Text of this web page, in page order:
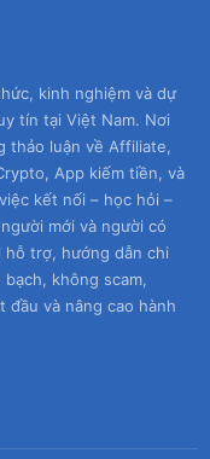
kinh nghiệm và dự
tín tại Việt Nam. Nơi
thảo luận về Affiliate,
App kiếm tiền, và
kết nối – học hỏi –
mới và người có
trợ, hướng dẫn chi
không scam,
đầu và nâng cao hành